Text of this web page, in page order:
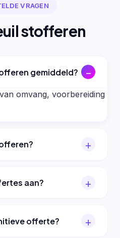
VRAGEN
stofferen
gemiddeld?
omvang, voorbereiding
aan?
offerte?